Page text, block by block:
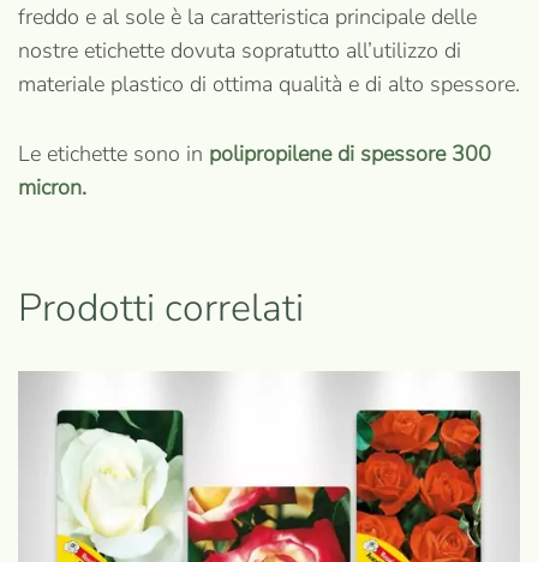
freddo e al sole è la caratteristica principale delle
nostre etichette dovuta sopratutto all’utilizzo di
materiale plastico di ottima qualità e di alto spessore.
Le etichette sono in polipropilene di spessore 300
micron.
Prodotti correlati